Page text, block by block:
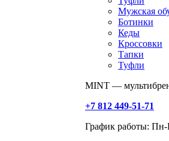
Мужская
Ботинки
Кеды
Кроссовки
Тапки
Туфли
MINT —
+7 812 449-51-71
График работы: Пн-